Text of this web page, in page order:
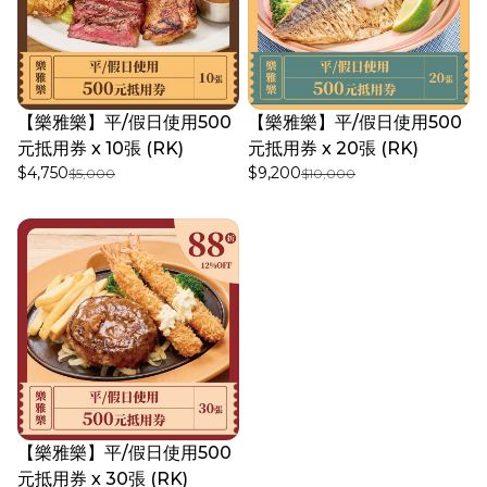
【樂雅樂】平/假日使用500
元抵用券 x 10張 (RK)
$4,750$5,000
【樂雅樂】平/假日使用500
元抵用券 x 20張 (RK)
$9,200$10,000
【樂雅樂】平/假日使用500
元抵用券 x 30張 (RK)